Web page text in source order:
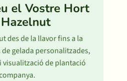
el Vostre Hort
des de la llavor fins a la
gelada personalitzades,
visualització de plantació